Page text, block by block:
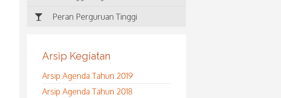
Peran Perguruan Tinggi
Arsip Kegiatan
Arsip Agenda Tahun 2019
Arsip Agenda Tahun 2018